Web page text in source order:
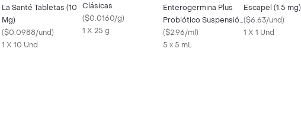
La Santé Tabletas (10
Mg)
($0.0988/und)
1 X 10 Und
Clásicas
($0.0160/g)
1 X 25 g
Enterogermina Plus
Probiótico Suspensión
4 Billones 5 Frascos
($2.96/ml)
5 x 5 mL
Escapel (1.5 mg)
($6.63/und)
1 X 1 Und